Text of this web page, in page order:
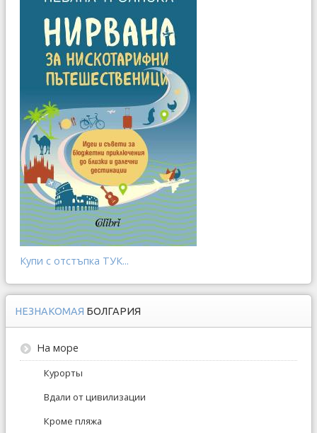
Купи с отстъпка ТУК...
НЕЗНАКОМАЯ БОЛГАРИЯ
На море
Курорты
Вдали от цивилизации
Кроме пляжа